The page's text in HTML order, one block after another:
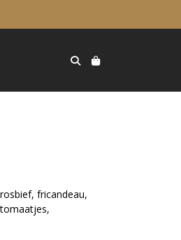
fricandeau,